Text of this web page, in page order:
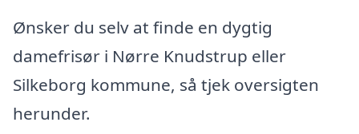
Ønsker du selv at finde en dygtig
damefrisør i Nørre Knudstrup eller
Silkeborg kommune, så tjek oversigten
herunder.